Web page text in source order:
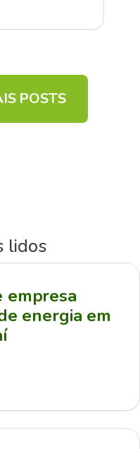
POSTS
lidos
empresa
energia em